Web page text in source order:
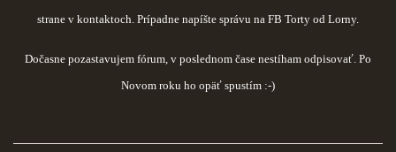
KVÁSKOVANIE
strane v kontaktoch. Prípadne napíšte správu na FB Torty od Lorny.
Dočasne pozastavujem fórum, v poslednom čase nestíham odpisovať. Po
Novom roku ho opäť spustím :-)